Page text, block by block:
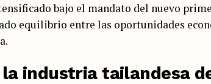
bajo el mandato del nuevo
equilibrio entre las oportunidades
la industria tailandesa